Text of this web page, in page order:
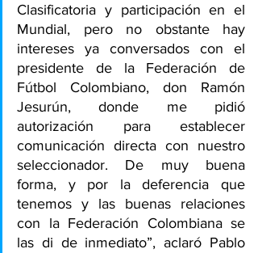
Clasificatoria y participación en el
Mundial, pero no obstante hay
intereses ya conversados con el
presidente de la Federación de
Fútbol Colombiano, don Ramón
Jesurún, donde me pidió
autorización para establecer
comunicación directa con nuestro
seleccionador. De muy buena
forma, y por la deferencia que
tenemos y las buenas relaciones
con la Federación Colombiana se
las di de inmediato”, aclaró Pablo